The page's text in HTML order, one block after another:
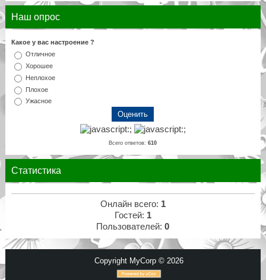
Наш опрос
Какое у вас настроение ?
Отличное
Хорошее
Неплохое
Плохое
Ужасное
Всего ответов:610
Статистика
Онлайн всего: 1
Гостей: 1
Пользователей:0
Copyright MyCorp © 2026